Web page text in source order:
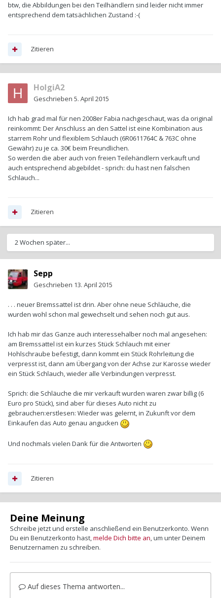
btw, die Abbildungen bei den Teilhändlern sind leider nicht immer
entsprechend dem tatsächlichen Zustand :-(
Zitieren
HolgiA2
Geschrieben 5. April 2015
Ich hab grad mal für nen 2008er Fabia nachgeschaut, was da original
reinkommt: Der Anschluss an den Sattel ist eine Kombination aus
starrem Rohr und flexiblem Schlauch (6R0611764C & 763C ohne
Gewähr) zu je ca. 30€ beim Freundlichen.
So werden die aber auch von freien Teilehändlern verkauft und
auch entsprechend abgebildet - sprich: du hast nen falschen
Schlauch...
Zitieren
2 Wochen später...
Sepp
Geschrieben 13. April 2015
. . . neuer Bremssattel ist drin. Aber ohne neue Schläuche, die
wurden wohl schon mal gewechselt und sehen noch gut aus.
Ich hab mir das Ganze auch interessehalber noch mal angesehen:
am Bremssattel ist ein kurzes Stück Schlauch mit einer
Hohlschraube befestigt, dann kommt ein Stück Rohrleitung die
verpresst ist, dann am Übergang von der Achse zur Karosse wieder
ein Stück Schlauch, wieder alle Verbindungen verpresst.
Sprich: die Schläuche die mir verkauft wurden waren zwar billig (6
Euro pro Stück), sind aber für dieses Auto nicht zu
gebrauchen:erstlesen: Wieder was gelernt, in Zukunft vor dem
Einkaufen das Auto genau angucken
Und nochmals vielen Dank für die Antworten
Zitieren
Deine Meinung
Schreibe jetzt und erstelle anschließend ein Benutzerkonto. Wenn
Du ein Benutzerkonto hast,melde Dich bitte an, um unter Deinem
Benutzernamen zu schreiben.
Auf dieses Thema antworten...